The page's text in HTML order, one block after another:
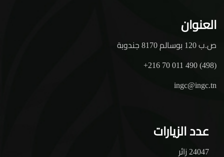
العنوان
ص.ب 120 بوسالم 8170 جندوبة
+216 70 011 490 (498)
ingc@ingc.tn
عدد الزيارات
24047 زائر